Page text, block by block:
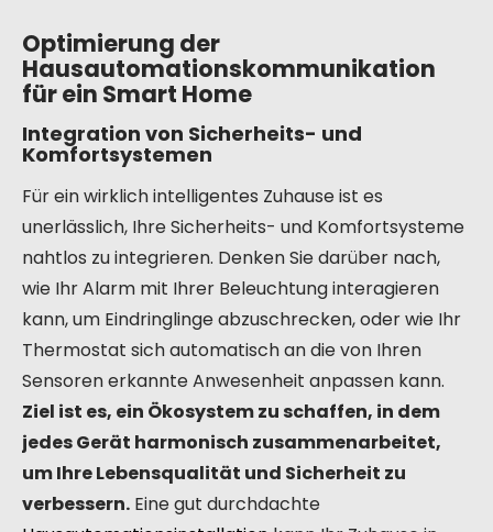
Optimierung der
Hausautomationskommunikation
für ein Smart Home
Integration von Sicherheits- und
Komfortsystemen
Für ein wirklich intelligentes Zuhause ist es
unerlässlich, Ihre Sicherheits- und Komfortsysteme
nahtlos zu integrieren. Denken Sie darüber nach,
wie Ihr Alarm mit Ihrer Beleuchtung interagieren
kann, um Eindringlinge abzuschrecken, oder wie Ihr
Thermostat sich automatisch an die von Ihren
Sensoren erkannte Anwesenheit anpassen kann.
Ziel ist es, ein Ökosystem zu schaffen, in dem
jedes Gerät harmonisch zusammenarbeitet,
um Ihre Lebensqualität und Sicherheit zu
verbessern. Eine gut durchdachte